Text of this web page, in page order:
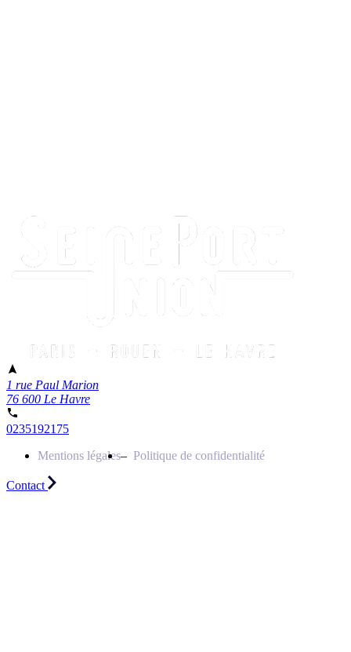
1 rue Paul Marion
76 600 Le Havre
0235192175
Mentions légales
Politique de confidentialité
Contact